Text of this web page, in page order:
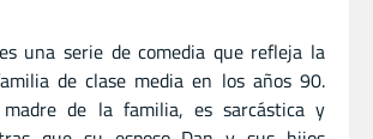
es una serie de comedia que refleja la
de clase media en los años 90.
madre de la familia, es sarcástica y